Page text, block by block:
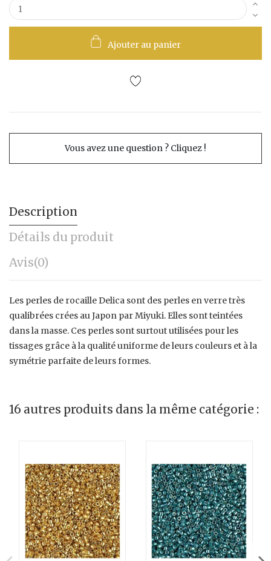
Ajouter au panier
Vous avez une question ? Cliquez !
Description
Détails du produit
Avis(0)
Les perles de rocaille Delica sont des perles en verre très
qualibrées crées au Japon par Miyuki. Elles sont teintées
dans la masse. Ces perles sont surtout utilisées pour les
tissages grâce à la qualité uniforme de leurs couleurs et à la
symétrie parfaite de leurs formes.
16 autres produits dans la même catégorie :